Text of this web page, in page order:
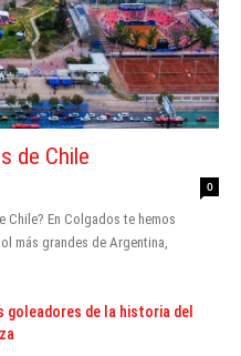
de Chile
0
Chile? En Colgados te hemos
más grandes de Argentina,
goleadores de la historia del